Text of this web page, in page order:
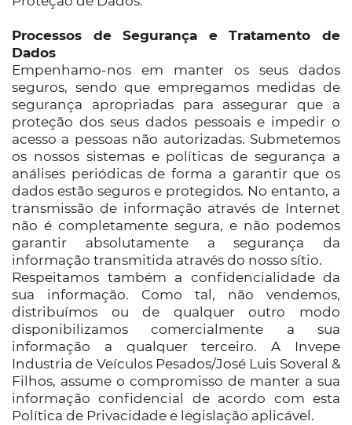
Processos de Segurança e Tratamento de
Dados
Empenhamo-nos em manter os seus dados
seguros, sendo que empregamos medidas de
segurança apropriadas para assegurar que a
proteção dos seus dados pessoais e impedir o
acesso a pessoas não autorizadas. Submetemos
os nossos sistemas e políticas de segurança a
análises periódicas de forma a garantir que os
dados estão seguros e protegidos. No entanto, a
transmissão de informação através de Internet
não é completamente segura, e não podemos
garantir absolutamente a segurança da
informação transmitida através do nosso sítio.
Respeitamos também a confidencialidade da
sua informação. Como tal, não vendemos,
distribuímos ou de qualquer outro modo
disponibilizamos comercialmente a sua
informação a qualquer terceiro. A Invepe
Industria de Veículos Pesados/José Luis Soveral &
Filhos, assume o compromisso de manter a sua
informação confidencial de acordo com esta
Política de Privacidade e legislação aplicável.